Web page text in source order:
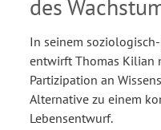
des
In seinem
entwirft Thomas Kilian
Partizipation an
Alternative zu einem
Lebensentwurf.